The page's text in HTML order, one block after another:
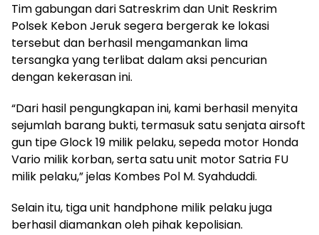
Tim gabungan dari Satreskrim dan Unit Reskrim
Polsek Kebon Jeruk segera bergerak ke lokasi
tersebut dan berhasil mengamankan lima
tersangka yang terlibat dalam aksi pencurian
dengan kekerasan ini.
“Dari hasil pengungkapan ini, kami berhasil menyita
sejumlah barang bukti, termasuk satu senjata airsoft
gun tipe Glock 19 milik pelaku, sepeda motor Honda
Vario milik korban, serta satu unit motor Satria FU
milik pelaku,” jelas Kombes Pol M. Syahduddi.
Selain itu, tiga unit handphone milik pelaku juga
berhasil diamankan oleh pihak kepolisian.